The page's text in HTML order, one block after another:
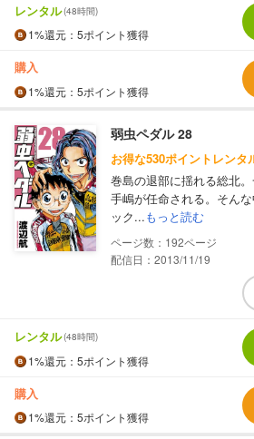
レンタル(48時間)
1%還元 ：5ポイント獲得
購入
1%還元 ：5ポイント獲得
弱虫ペダル 28
お得な530ポイントレンタ
巻島の退部に揺れる総北
手嶋が任命される。そん
ック...もっと読む
192
配信日：2013/11/19
レンタル(48時間)
1%還元 ：5ポイント獲得
購入
1%還元 ：5ポイント獲得